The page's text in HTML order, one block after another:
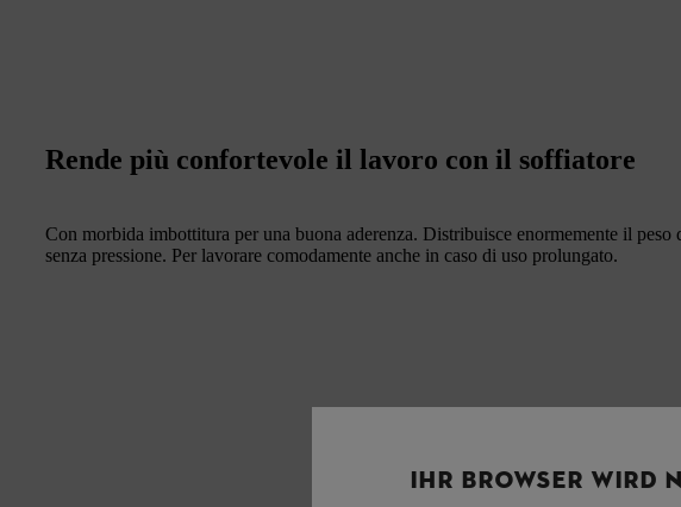
Rende più confortevole il lavoro con il soffiatore
Con morbida imbottitura per una buona aderenza. Distribuisce enormemente il peso
senza pressione. Per lavorare comodamente anche in caso di uso prolungato.
IHR BROWSER WIRD